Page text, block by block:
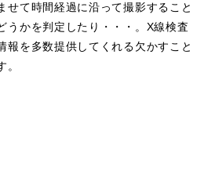
せて時間経過に沿って撮影すること
うかを判定したり・・・。X線検査
報を多数提供してくれる欠かすこと
。